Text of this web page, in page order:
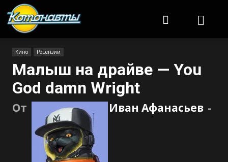
Кино Рецензии
Малыш на драйве — You
God damn Wright
От Иван Афанасьев -